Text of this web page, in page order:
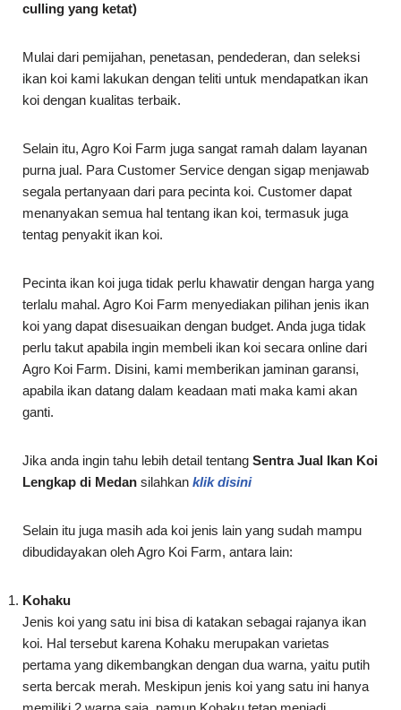
culling yang ketat)
Mulai dari pemijahan, penetasan, pendederan, dan seleksi
ikan koi kami lakukan dengan teliti untuk mendapatkan ikan
koi dengan kualitas terbaik.
Selain itu, Agro Koi Farm juga sangat ramah dalam layanan
purna jual. Para Customer Service dengan sigap menjawab
segala pertanyaan dari para pecinta koi. Customer dapat
menanyakan semua hal tentang ikan koi, termasuk juga
tentag penyakit ikan koi.
Pecinta ikan koi juga tidak perlu khawatir dengan harga yang
terlalu mahal. Agro Koi Farm menyediakan pilihan jenis ikan
koi yang dapat disesuaikan dengan budget. Anda juga tidak
perlu takut apabila ingin membeli ikan koi secara online dari
Agro Koi Farm. Disini, kami memberikan jaminan garansi,
apabila ikan datang dalam keadaan mati maka kami akan
ganti.
Jika anda ingin tahu lebih detail tentang Sentra Jual Ikan Koi
Lengkap di Medan silahkan klik disini
Selain itu juga masih ada koi jenis lain yang sudah mampu
dibudidayakan oleh Agro Koi Farm, antara lain:
Kohaku
Jenis koi yang satu ini bisa di katakan sebagai rajanya ikan
koi. Hal tersebut karena Kohaku merupakan varietas
pertama yang dikembangkan dengan dua warna, yaitu putih
serta bercak merah. Meskipun jenis koi yang satu ini hanya